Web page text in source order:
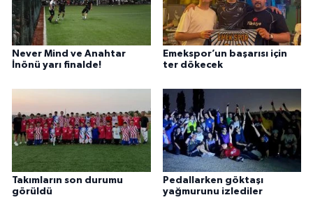
Never Mind ve Anahtar
İnönü yarı finalde!
Emekspor’un başarısı için
ter dökecek
Takımların son durumu
görüldü
Pedallarken göktaşı
yağmurunu izlediler